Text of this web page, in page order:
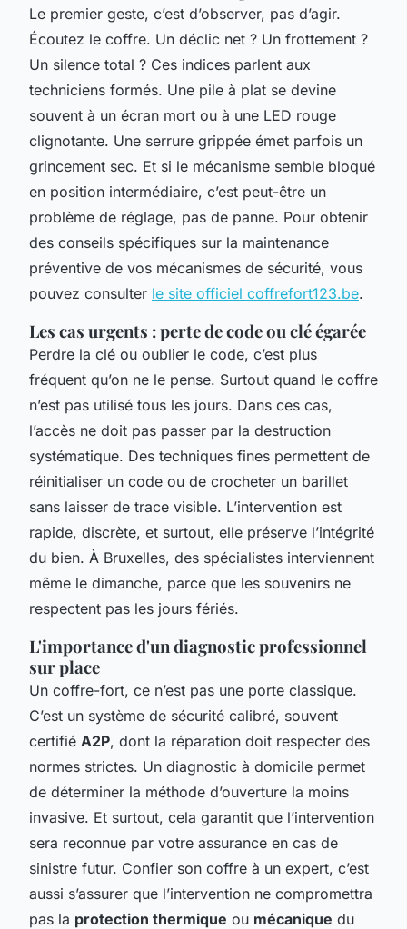
Le premier geste, c’est d’observer, pas d’agir.
Écoutez le coffre. Un déclic net ? Un frottement ?
Un silence total ? Ces indices parlent aux
techniciens formés. Une pile à plat se devine
souvent à un écran mort ou à une LED rouge
clignotante. Une serrure grippée émet parfois un
grincement sec. Et si le mécanisme semble bloqué
en position intermédiaire, c’est peut-être un
problème de réglage, pas de panne. Pour obtenir
des conseils spécifiques sur la maintenance
préventive de vos mécanismes de sécurité, vous
pouvez consulter le site officiel coffrefort123.be.
Les cas urgents : perte de code ou clé égarée
Perdre la clé ou oublier le code, c’est plus
fréquent qu’on ne le pense. Surtout quand le coffre
n’est pas utilisé tous les jours. Dans ces cas,
l’accès ne doit pas passer par la destruction
systématique. Des techniques fines permettent de
réinitialiser un code ou de crocheter un barillet
sans laisser de trace visible. L’intervention est
rapide, discrète, et surtout, elle préserve l’intégrité
du bien. À Bruxelles, des spécialistes interviennent
même le dimanche, parce que les souvenirs ne
respectent pas les jours fériés.
L'importance d'un diagnostic professionnel
sur place
Un coffre-fort, ce n’est pas une porte classique.
C’est un système de sécurité calibré, souvent
certifié A2P, dont la réparation doit respecter des
normes strictes. Un diagnostic à domicile permet
de déterminer la méthode d’ouverture la moins
invasive. Et surtout, cela garantit que l’intervention
sera reconnue par votre assurance en cas de
sinistre futur. Confier son coffre à un expert, c’est
aussi s’assurer que l’intervention ne compromettra
pas la protection thermique ou mécanique du